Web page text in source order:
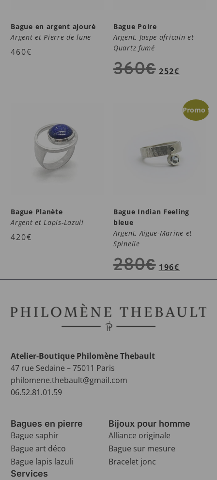
Bague en argent ajouré
Argent et Pierre de lune
460€
Bague Poire
Argent, Jaspe africain et
Quartz fumé
360€ 252€
Bague Planète
Argent et Lapis-Lazuli
420€
Promo !
Bague Indian Feeling
bleue
Argent, Aigue-Marine et
Spinelle
280€ 196€
Atelier-Boutique Philomène Thebault
47 rue Sedaine – 75011 Paris
philomene.thebault@gmail.com
06.52.81.01.59
Bagues en pierre
Bague saphir
Bague art déco
Bague lapis lazuli
Bijoux pour homme
Alliance originale
Bague sur mesure
Bracelet jonc
Services